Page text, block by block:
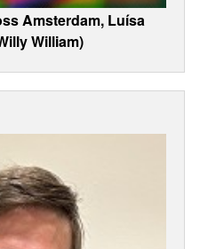
Amsterdam, Luísa
William)